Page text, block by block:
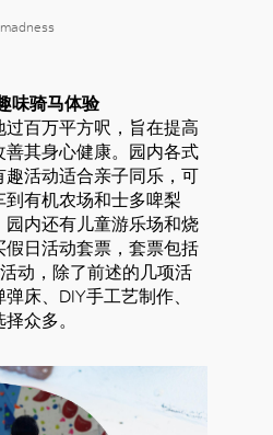
味骑马体验
百万平方呎，旨在提高
善其身心健康。园内各式
活动适合亲子同乐，可
有机农场和士多啤梨
园内还有儿童游乐场和烧
日活动套票，套票包括
动，除了前述的几项活
床、DIY手工艺制作、
众多。